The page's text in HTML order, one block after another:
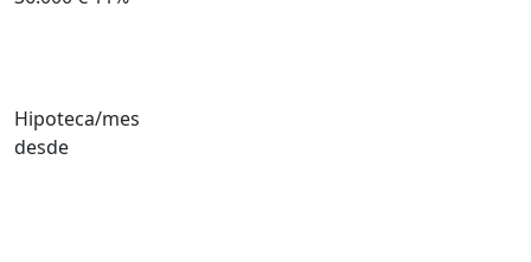
Hipoteca/mes
desde